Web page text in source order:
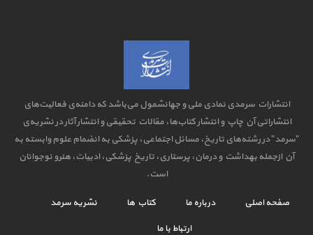
انتشارات سرمدی نمادی ملی و جهانشمول می‌باشد که دامنه‌ی فعالیت‌های
انتشاراتی آن چاپ و انتشار کتاب‌ها، مقالات تحقیقی و انتشار آثار در نشریه‌ی
"سرمد" در رشته‌های تاریخ، مسائل اجتماعی، پزشکی به انضمام علوم وابسته به
آن ازجمله بهداشت و درمان، پرستاری، تاریخ پزشکی، ادبیات، هنرو نوجوانان
است.
صفحه اصلی درباره ما کتاب ها
نشریه سرمد
ارتباط با ما